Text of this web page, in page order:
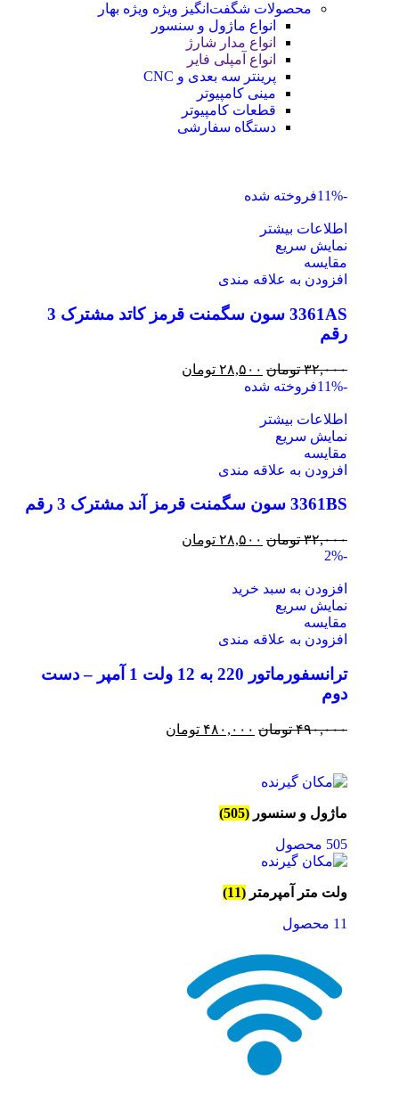
محصولات شگفت‌انگیز ویژه ویژه بهار
انواع ماژول و سنسور
انواع مدار شارژ
انواع آمپلی فایر
پرینتر سه بعدی و CNC
مینی کامپیوتر
قطعات کامپیوتر
دستگاه سفارشی
-11% فروخته شده
اطلاعات بیشتر
نمایش سریع
مقايسه
افزودن به علاقه مندی
3361AS سون سگمنت قرمز کاتد مشترک 3
رقم
۳۲,۰۰۰ تومان ۲۸,۵۰۰ تومان
-11%
فروخته شده
اطلاعات بیشتر
نمایش سریع
مقايسه
افزودن به علاقه مندی
3361BS سون سگمنت قرمز آند مشترک 3 رقم
۳۲,۰۰۰ تومان ۲۸,۵۰۰ تومان
-2%
افزودن به سبد خرید
نمایش سریع
مقايسه
افزودن به علاقه مندی
ترانسفورماتور 220 به 12 ولت 1 آمپر – دست
دوم
۴۹۰,۰۰۰ تومان ۴۸۰,۰۰۰ تومان
ماژول و سنسور (505)
505 محصول
ولت متر آمپرمتر (11)
11 محصول